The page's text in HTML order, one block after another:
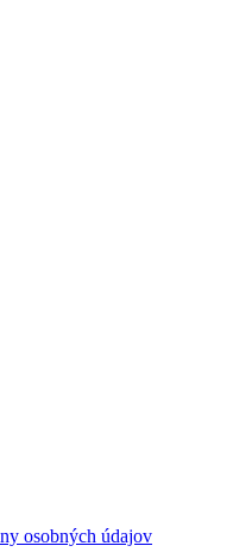
osobných údajov